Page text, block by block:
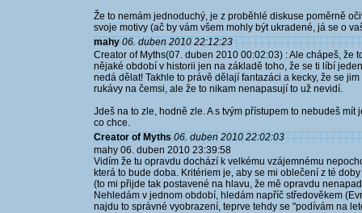
Že to nemám jednoduchý, je z proběhlé diskuse poměrně
svoje motivy (ač by vám všem mohly být ukradené, já se o
mahy 06. duben 2010 22:12:23
Creator of Myths(07. duben 2010 00:02:03) : Ale chápeš, že
nějaké období v historii jen na základě toho, že se ti líbí
nedá dělat! Takhle to právě dělají fantazáci a kecky, že se
rukávy na čemsi, ale že to nikam nenapasují to už nevidí.
Jdeš na to zle, hodně zle. A s tvým přístupem to nebudeš
co chce.
Creator of Myths 06. duben 2010 22:02:03
mahy 06. duben 2010 23:39:58
Vidím že tu opravdu dochází k velkému vzájemnému
která to bude doba. Kritériem je, aby se mi oblečení z té
(to mi přijde tak postavené na hlavu, že mě opravdu
Nehledám v jednom období, hledám napříč středověkem
najdu to správné vyobrazení, teprve tehdy se "podívám na